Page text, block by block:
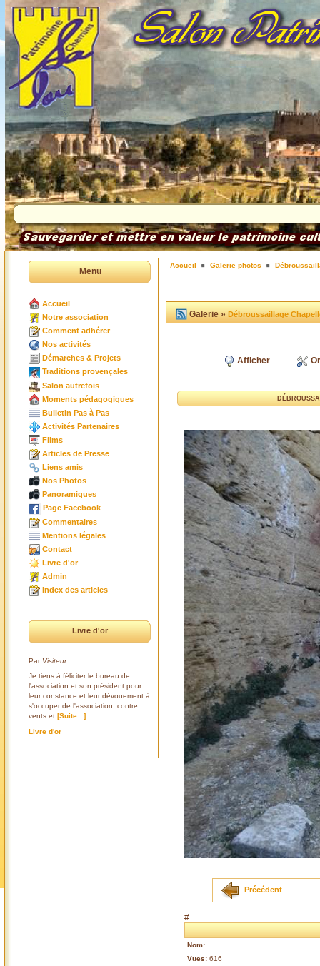
Menu
Accueil
Notre association
Comment adhérer
Nos activités
Démarches & Projets
Traditions provençales
Salon autrefois
Moments pédagogiques
Bulletin Pas à Pas
Activités Partenaires
Films
Articles de Presse
Liens amis
Nos Photos
Panoramiques
Page Facebook
Commentaires
Mentions légales
Contact
Livre d'or
Admin
Index des articles
Livre d'or
Par Visiteur
Je tiens à féliciter le bureau de
l'association et son président pour
leur constance et leur dévouement à
s'occuper de l'association, contre
vents et [Suite...]
Livre d'or
Accueil Galerie photos
Galerie »Débroussaillage
Afficher
Précédent
#
Nom:
Vues: 616